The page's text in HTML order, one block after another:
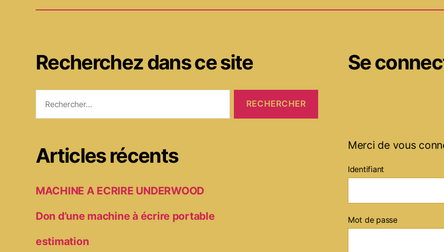
Recherchez dans ce site
Articles récents
MACHINE A ECRIRE UNDERWOOD
Don d’une machine à écrire portable
estimation
Se
Merci de vous
Identifiant
Mot de passe